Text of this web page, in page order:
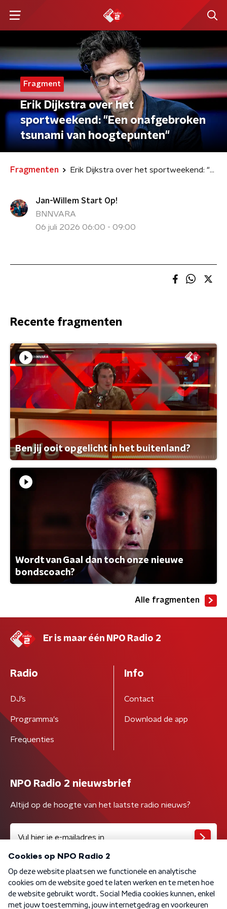
Fragment
Erik Dijkstra over het
sportweekend: "Een onafgebroken
tsunami van hoogtepunten"
Fragmenten Erik Dijkstra over het sportweekend: "Een onafgebroken tsunami van hoogtepunten"
Jan-Willem Start Op!
BNNVARA
06 juli 2026 06:00 - 09:00
Recente fragmenten
Ben jij ooit opgelicht in het buitenland?
Wordt van Gaal dan toch onze nieuwe
bondscoach?
Alle fragmenten
Er is maar één NPO Radio 2
Radio
DJ’s
Programma's
Frequenties
Info
Contact
Download de app
NPO Radio 2 nieuwsbrief
Altijd op de hoogte van het laatste radio nieuws?
Algemene voorwaarden